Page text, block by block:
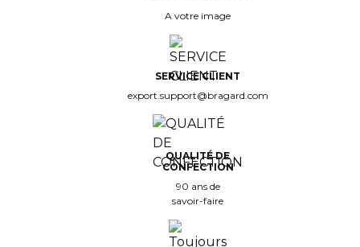
A votre image
SERVICE CLIENT
export.support@bragard.com
QUALITÉ DE
CONFECTION
90 ans de
savoir-faire